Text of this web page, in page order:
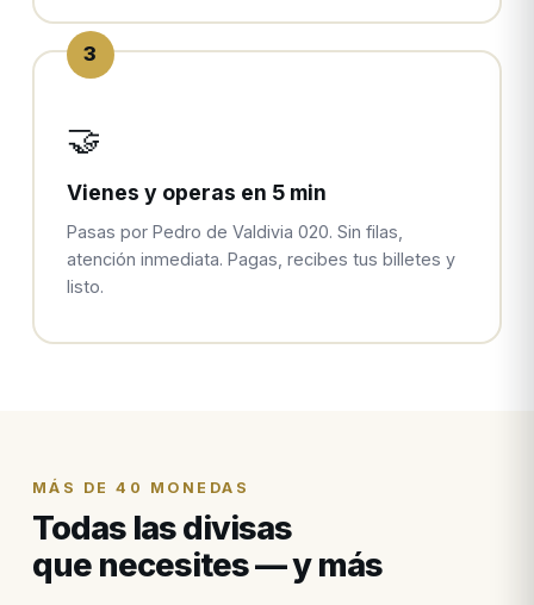
3
🤝
Vienes y operas en 5 min
Pasas por Pedro de Valdivia 020. Sin filas,
atención inmediata. Pagas, recibes tus billetes y
listo.
MÁS DE 40 MONEDAS
Todas las divisas
que necesites — y más